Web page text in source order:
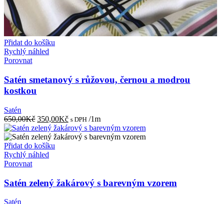
Přidat do košíku
Rychlý náhled
Porovnat
Satén smetanový s růžovou, černou a modrou
kostkou
Satén
650,00Kč Původní
cena
byla:
650,00Kč.
350,00KčAktuální
cena
je:
s DPH /1m
Přidat do košíku
Rychlý náhled
Porovnat
Satén zelený žakárový s barevným vzorem
Satén